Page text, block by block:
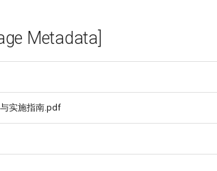
Metadata]
实施指南.pdf